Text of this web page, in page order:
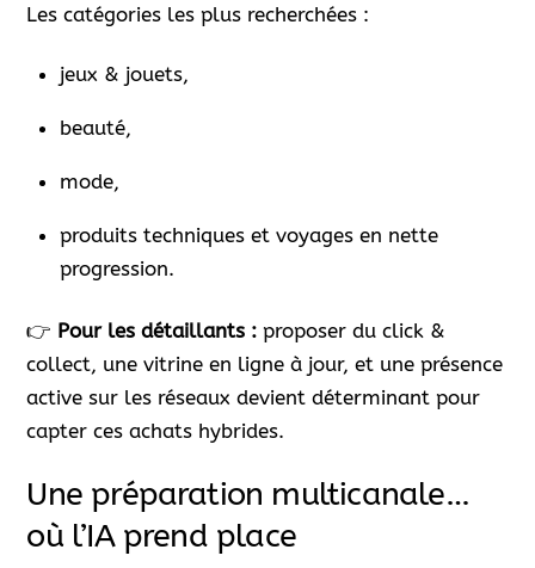
Les catégories les plus recherchées :
jeux & jouets,
beauté,
mode,
produits techniques et voyages en nette
progression.
👉 Pour les détaillants : proposer du click &
collect, une vitrine en ligne à jour, et une présence
active sur les réseaux devient déterminant pour
capter ces achats hybrides.
Une préparation multicanale…
où l’IA prend place